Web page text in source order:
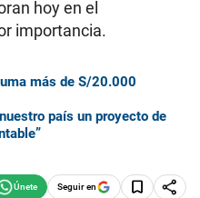
hoy en el
importancia.
más de S/20.000
país un proyecto de
Seguir en